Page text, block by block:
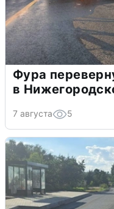
Фура
в
7 августа 5